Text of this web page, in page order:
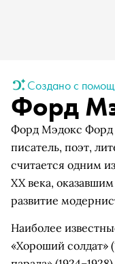
Создано с
Форд
Форд Мэдокс Форд
писатель, поэт,
считается одним
XX века,
развитие
Наиболее
«Хороший солдат»